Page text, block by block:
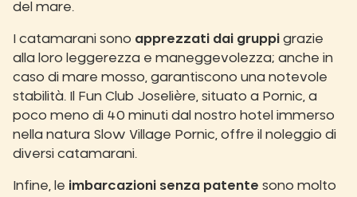
del mare.
I catamarani sono apprezzati dai gruppi grazie
alla loro leggerezza e maneggevolezza; anche in
caso di mare mosso, garantiscono una notevole
stabilità. Il Fun Club Joselière, situato a Pornic, a
poco meno di 40 minuti dal nostro hotel immerso
nella natura Slow Village Pornic, offre il noleggio di
diversi catamarani.
Infine, le imbarcazioni senza patente sono molto